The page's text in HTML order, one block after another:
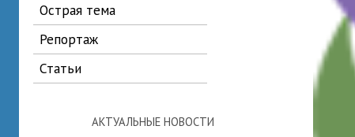
острая тема
репортаж
статьи
АКТУАЛЬНЫЕ НОВОСТИ